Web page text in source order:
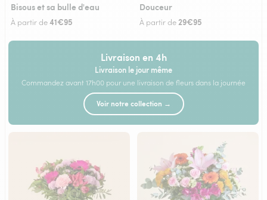
Bisous et sa bulle d'eau
À partir de41€95
Douceur
À partir de29€95
Livraison en 4h
Livraison le jour même
Commandez avant 17h00 pour une livraison de fleurs dans la journée
Voir notre collection →